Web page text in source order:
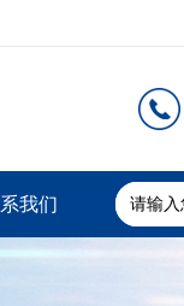
我们